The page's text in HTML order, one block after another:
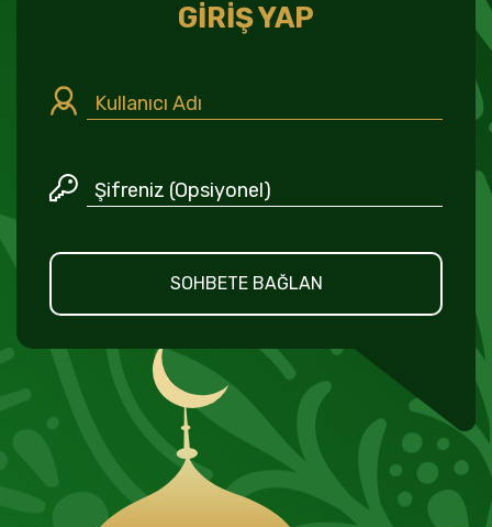
GİRİŞ YAP
SOHBETE BAĞLAN